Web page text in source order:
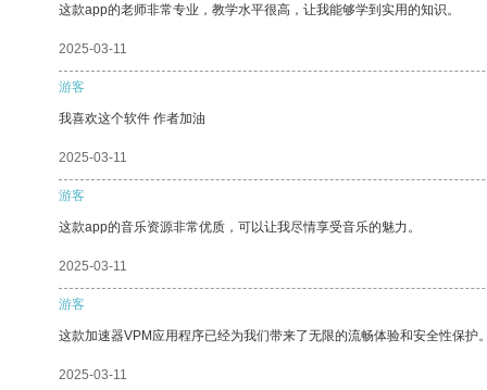
这款app的老师非常专业，教学水平很高，让我能够学到实用的知识。
2025-03-11
游客
我喜欢这个软件 作者加油
2025-03-11
游客
这款app的音乐资源非常优质，可以让我尽情享受音乐的魅力。
2025-03-11
游客
这款加速器VPM应用程序已经为我们带来了无限的流畅体验和安全性保护
2025-03-11